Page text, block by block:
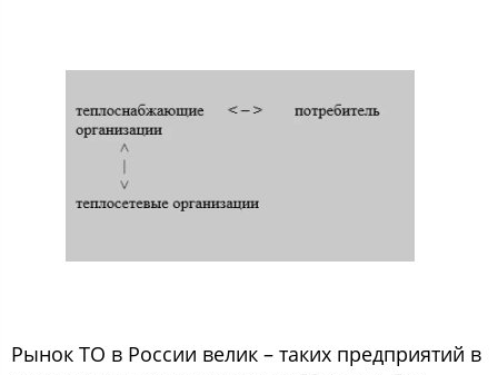
Рынок ТО в России велик – таких предприятий в